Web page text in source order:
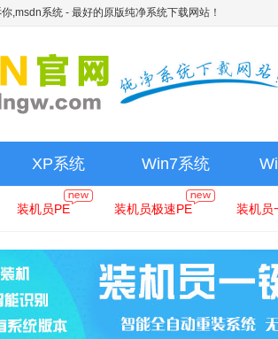
,msdn系统 - 最好的原版纯净系统下载网站！
XP系统 Win7系统
装机员PE 装机员极速PE 装机员